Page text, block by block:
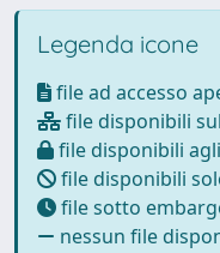
Legenda icone
file ad accesso
file disponibili
file disponibili
file disponibili
file sotto
nessun file